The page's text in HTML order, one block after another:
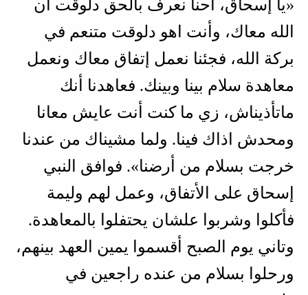
«يا إسحاق، احنا نعرف بالحق دلوقت أن
الله معاك، وأنت اهو دلوقت متنعم في
بركة الله، فجئنا نعمل إتفاق معاك ونعمل
معاهدة سلام بينا وبينك. فعاهدنا أنك
ماتأذيناش، زي ما كنت أنت عايش معانا
ومحدش اذاك فينا. ولما مشيناك من عندنا
خرجت بسلام من أرضنا». فوافق النبي
إسحاق على الأتفاق، وعمل لهم وليمة
فأكلوا وشربوا علشان يحتفلوا بالمعاهدة.
وتاني يوم الصبح أقسموا يمين العهد بينهم،
ورحلوا بسلام من عنده راجعين في